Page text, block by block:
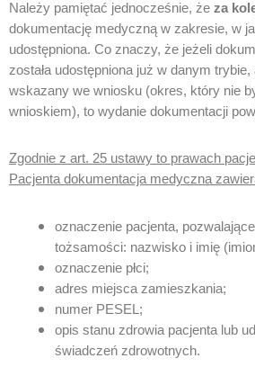
Należy pamiętać jednocześnie, że za
dokumentację medyczną w zakresie, w
udostępniona. Co znaczy, że jeżeli
została udostępniona już w danym
wskazany we wniosku (okres, który nie
wnioskiem), to wydanie dokumentacji
Zgodnie z art. 25 ustawy to prawach
Pacjenta dokumentacja medyczna
oznaczenie pacjenta,
tożsamości: nazwisko i imię
oznaczenie płci;
adres miejsca zamieszkania;
numer PESEL;
opis stanu zdrowia pacjenta lub
świadczeń zdrowotnych.